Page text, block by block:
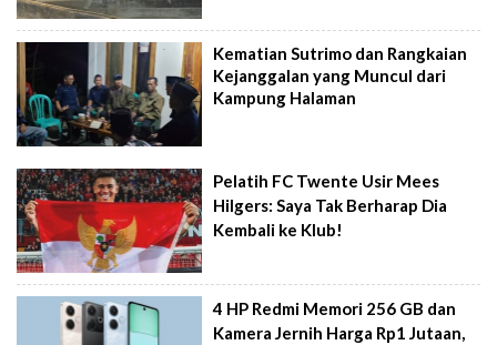
Kematian Sutrimo dan Rangkaian
Kejanggalan yang Muncul dari
Kampung Halaman
Pelatih FC Twente Usir Mees
Hilgers: Saya Tak Berharap Dia
Kembali ke Klub!
4 HP Redmi Memori 256 GB dan
Kamera Jernih Harga Rp1 Jutaan,